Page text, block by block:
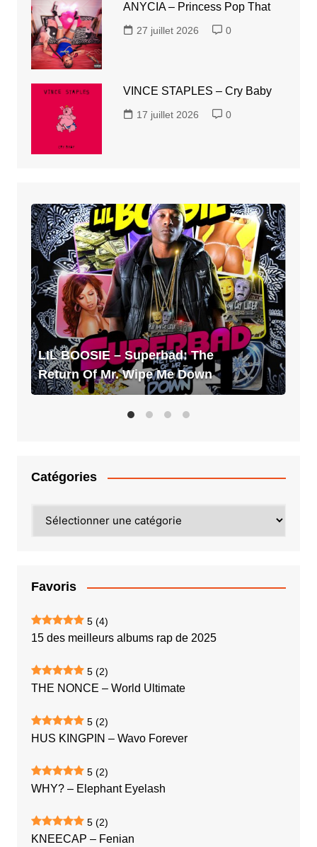
ANYCIA – Princess Pop That
27 juillet 2026 0
VINCE STAPLES – Cry Baby
17 juillet 2026 0
LIL
BOOSIE
–
Superbad:
The
Return
Of
Mr.
Wipe
Me
Down
LIL BOOSIE – Superbad: The
Return Of Mr. Wipe Me Down
Catégories
Favoris
5 (4)
15 des meilleurs albums rap de 2025
5 (2)
THE NONCE – World Ultimate
5 (2)
HUS KINGPIN – Wavo Forever
5 (2)
WHY? – Elephant Eyelash
5 (2)
KNEECAP – Fenian